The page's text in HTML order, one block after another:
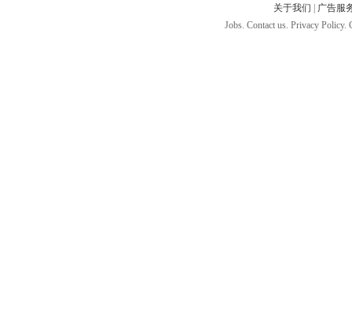
关于我们
广告服
Jobs. Contact us. Privacy